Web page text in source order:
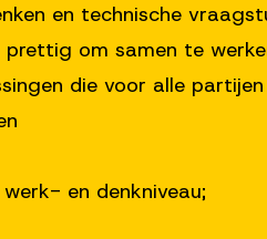
en technische
om samen te
die voor alle
en denkniveau;